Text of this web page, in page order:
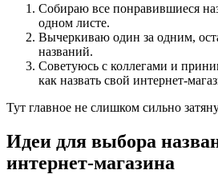
Собираю все понравившиеся
одном листе.
Вычеркиваю один за одним,
названий.
Советуюсь с коллегами и
как назвать свой интернет-
Тут главное не слишком сильно
Идеи для выбора
интернет-магазина